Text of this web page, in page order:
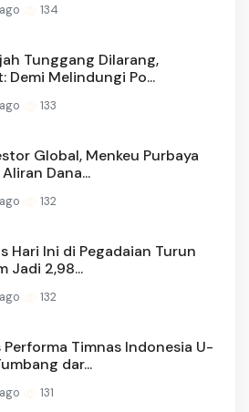
134
Tunggang Dilarang,
Demi Melindungi Po...
133
Global, Menkeu Purbaya
Dana...
132
Hari Ini di Pegadaian Turun
Jadi 2,98...
132
Performa Timnas Indonesia U-
dar...
131